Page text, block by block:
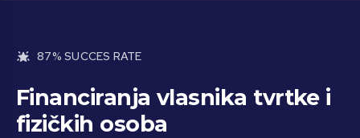
87% SUCCES RATE
Financiranja vlasnika tvrtke i
fizičkih osoba